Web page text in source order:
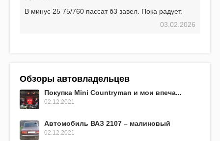
В минус 25 75/760 пассат б3 завел. Пока радует.
03.02.2026
Обзоры автовладельцев
Покупка Mini Countryman и мои впеча...
02.12.2021
Автомобиль ВАЗ 2107 – малиновый
02.12.2021